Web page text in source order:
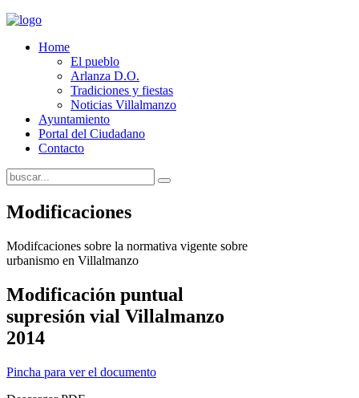
Home
El pueblo
Arlanza D.O.
Tradiciones y fiestas
Noticias Villalmanzo
Ayuntamiento
Portal del Ciudadano
Contacto
Modificaciones
Modifcaciones sobre la normativa vigente sobre
urbanismo en Villalmanzo
Modificación puntual
supresión vial Villalmanzo
2014
Pincha para ver el documento